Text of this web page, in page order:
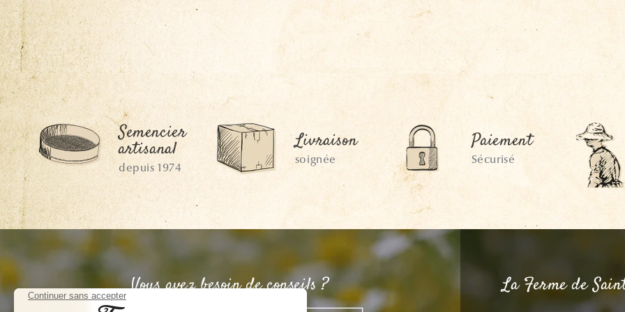
Semencier
artisanal
depuis 1974
Livraison
soignée
Paiement
Sécurisé
Vous avez besoin de conseils ? La Ferme de